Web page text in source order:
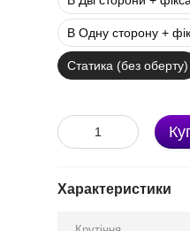
В Одну сторону +
Статика (без оберту)
Характеристики